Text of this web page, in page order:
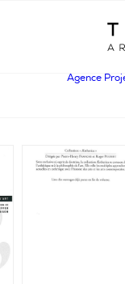
Agence